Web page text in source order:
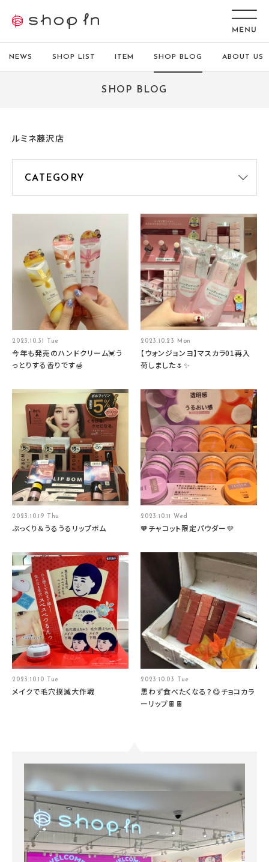
NEWS SHOP LIST ITEM SHOP BLOG ABOUT US
SHOP BLOG
ルミネ藤沢店
2023.10.31 Tue
今年も発売のハンドクリーム💓う
っとりする香りです🍯
2023.10.23 Mon
【ウォンジョンヨ】マスカラ01再入
荷しました🌷✨
2023.10.19 Thu
ぷっくり＆うるうるリップボム
2023.10.11 Wed
🧡チャコット限定パウダー💜
2023.10.10 Tue
メイクで毛穴撲滅大作戦
2023.10.03 Tue
思わず食べたくなる？😋チョコカラ
ーリップ🍫🍫